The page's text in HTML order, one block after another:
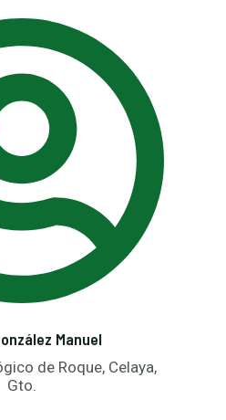
Manuel
de Roque, Celaya,
Gto.